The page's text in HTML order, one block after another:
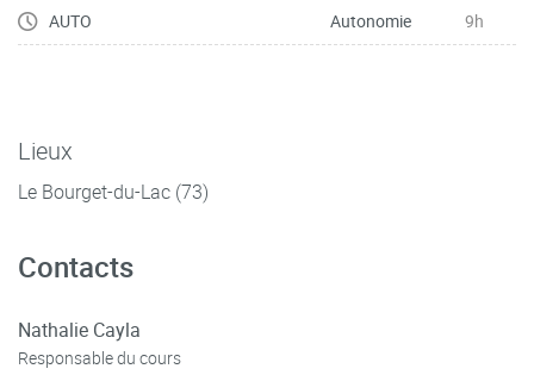
AUTO Autonomie 9h
Lieux
Le Bourget-du-Lac (73)
Contacts
Nathalie Cayla
Responsable du cours